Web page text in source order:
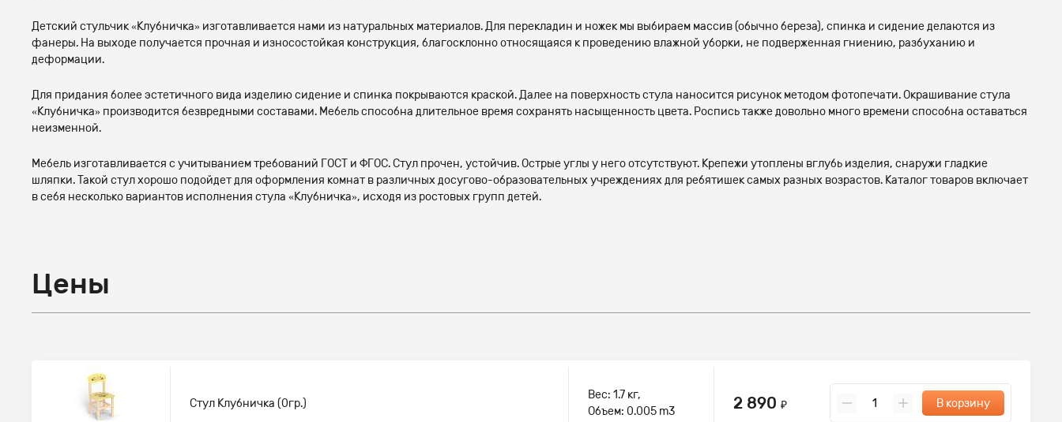
Детский стульчик «Клубничка» изготавливается нами из натуральных материалов. Для перекладин и ножек мы выбираем массив (обычно береза), спинка и сидение делаются из
фанеры. На выходе получается прочная и износостойкая конструкция, благосклонно относящаяся к проведению влажной уборки, не подверженная гниению, разбуханию и
деформации.
Для придания более эстетичного вида изделию сидение и спинка покрываются краской. Далее на поверхность стула наносится рисунок методом фотопечати. Окрашивание стула
«Клубничка» производится безвредными составами. Мебель способна длительное время сохранять насыщенность цвета. Роспись также довольно много времени способна оставаться
неизменной.
Мебель изготавливается с учитыванием требований ГОСТ и ФГОС. Стул прочен, устойчив. Острые углы у него отсутствуют. Крепежи утоплены вглубь изделия, снаружи гладкие
шляпки. Такой стул хорошо подойдет для оформления комнат в различных досугово-образовательных учреждениях для ребятишек самых разных возрастов. Каталог товаров включает
в себя несколько вариантов исполнения стула «Клубничка», исходя из ростовых групп детей.
Цены
Стул Клубничка (0гр.)
Вес: 1.7 кг,
Объем: 0.005 m3
2 890 ₽ В корзину